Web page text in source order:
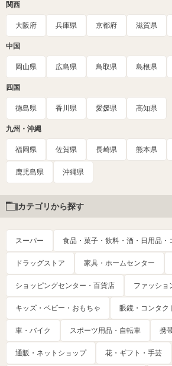
関西
大阪府 兵庫県 京都府 滋賀県
中国
岡山県 広島県 鳥取県 島根県
四国
徳島県 香川県 愛媛県 高知県
九州・沖縄
福岡県 佐賀県 長崎県 熊本県
鹿児島県 沖縄県
カテゴリから探す
スーパー 食品・菓子・飲料・酒・日用品・
ドラッグストア 家具・ホームセンター
ショッピングセンター・百貨店 ファッショ
キッズ・ベビー・おもちゃ 眼鏡・コンタク
車・バイク スポーツ用品・自転車 携
通販・ネットショップ 花・ギフト・手芸